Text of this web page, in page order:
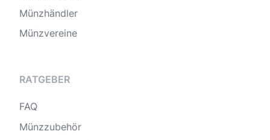
Münzhändler
Münzvereine
RATGEBER
FAQ
Münzzubehör